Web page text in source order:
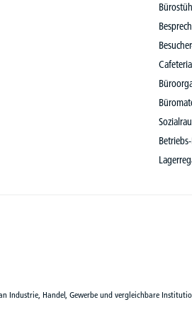
Cafeteria
Industrie, Handel, Gewerbe und vergleichbare